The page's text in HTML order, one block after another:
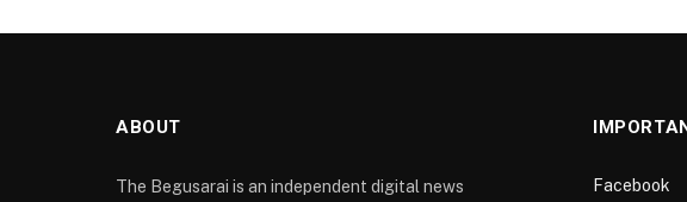
ABOUT
The Begusarai is an independent digital news
Facebook